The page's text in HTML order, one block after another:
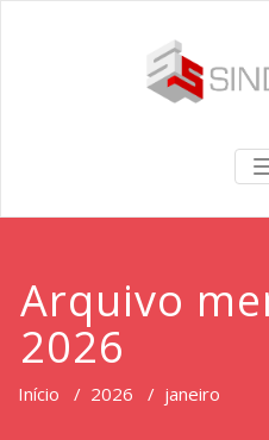
Arquivo
2026
Início / 2026 / janeiro